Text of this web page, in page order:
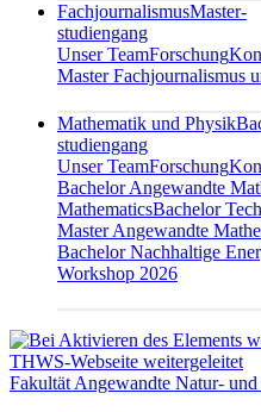
FachjournalismusMaster-
studiengang
Unser TeamForschung
Master Fachjournalismus
Mathematik und Physik
studiengang
Unser TeamForschung
Bachelor Angewandte
MathematicsBachelor
Master Angewandte
Bachelor Nachhaltige
Workshop 2026
Fakultät Angewandte Natur- und